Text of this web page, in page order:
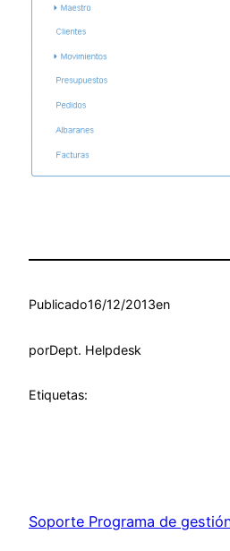
Publicado16/12/2013en
porDept. Helpdesk
Etiquetas:
Soporte Programa de